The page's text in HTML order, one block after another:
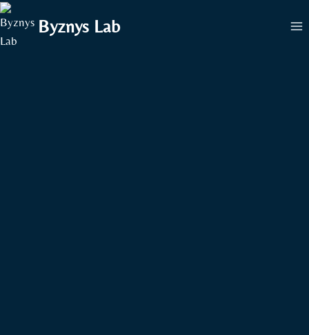
Přeskočit
na
obsah
Byznys Lab